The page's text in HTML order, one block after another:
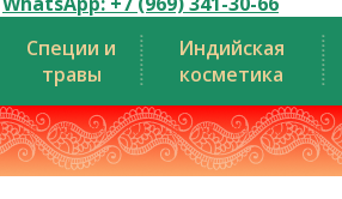
Специи и
травы
Индийская
косметика